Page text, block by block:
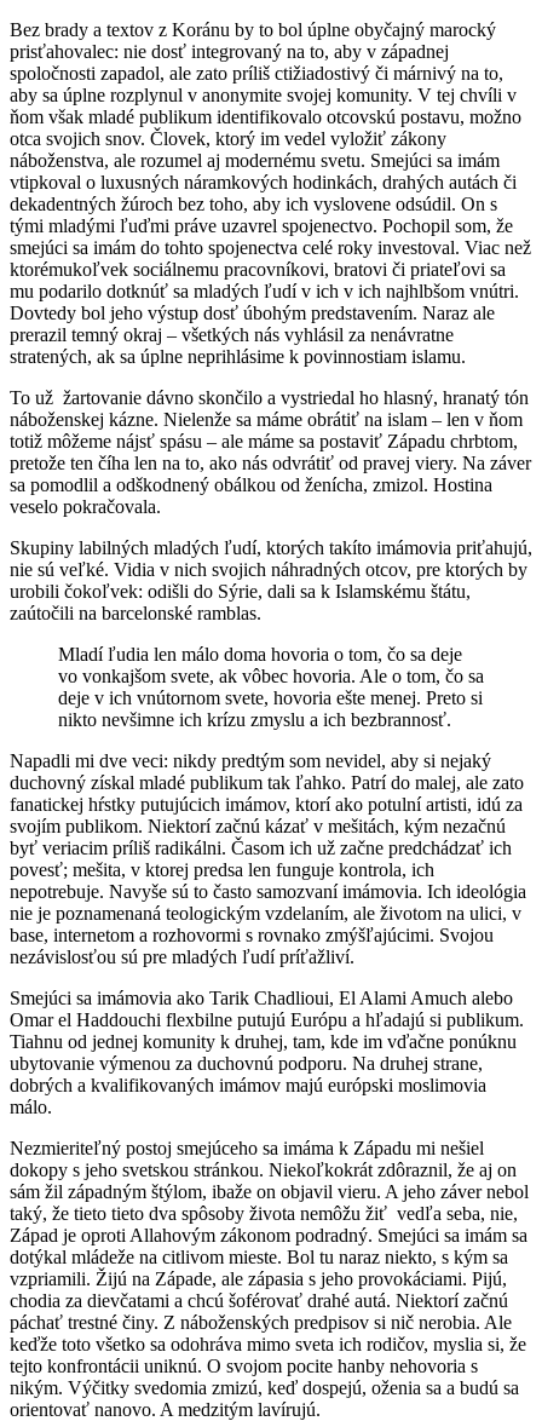
Bez brady a textov z Koránu by to bol úplne obyčajný marocký
prisťahovalec: nie dosť integrovaný na to, aby v západnej
spoločnosti zapadol, ale zato príliš ctižiadostivý či márnivý na to,
aby sa úplne rozplynul v anonymite svojej komunity. V tej chvíli v
ňom však mladé publikum identifikovalo otcovskú postavu, možno
otca svojich snov. Človek, ktorý im vedel vyložiť zákony
náboženstva, ale rozumel aj modernému svetu. Smejúci sa imám
vtipkoval o luxusných náramkových hodinkách, drahých autách či
dekadentných žúroch bez toho, aby ich vyslovene odsúdil. On s
tými mladými ľuďmi práve uzavrel spojenectvo. Pochopil som, že
smejúci sa imám do tohto spojenectva celé roky investoval. Viac než
ktorémukoľvek sociálnemu pracovníkovi, bratovi či priateľovi sa
mu podarilo dotknúť sa mladých ľudí v ich v ich najhlbšom vnútri.
Dovtedy bol jeho výstup dosť úbohým predstavením. Naraz ale
prerazil temný okraj – všetkých nás vyhlásil za nenávratne
stratených, ak sa úplne neprihlásime k povinnostiam islamu.
To už žartovanie dávno skončilo a vystriedal ho hlasný, hranatý tón
náboženskej kázne. Nielenže sa máme obrátiť na islam – len v ňom
totiž môžeme nájsť spásu – ale máme sa postaviť Západu chrbtom,
pretože ten číha len na to, ako nás odvrátiť od pravej viery. Na záver
sa pomodlil a odškodnený obálkou od ženícha, zmizol. Hostina
veselo pokračovala.
Skupiny labilných mladých ľudí, ktorých takíto imámovia priťahujú,
nie sú veľké. Vidia v nich svojich náhradných otcov, pre ktorých by
urobili čokoľvek: odišli do Sýrie, dali sa k Islamskému štátu,
zaútočili na barcelonské ramblas.
Mladí ľudia len málo doma hovoria o tom, čo sa deje
vo vonkajšom svete, ak vôbec hovoria. Ale o tom, čo sa
deje v ich vnútornom svete, hovoria ešte menej. Preto si
nikto nevšimne ich krízu zmyslu a ich bezbrannosť.
Napadli mi dve veci: nikdy predtým som nevidel, aby si nejaký
duchovný získal mladé publikum tak ľahko. Patrí do malej, ale zato
fanatickej hŕstky putujúcich imámov, ktorí ako potulní artisti, idú za
svojím publikom. Niektorí začnú kázať v mešitách, kým nezačnú
byť veriacim príliš radikálni. Časom ich už začne predchádzať ich
povesť; mešita, v ktorej predsa len funguje kontrola, ich
nepotrebuje. Navyše sú to často samozvaní imámovia. Ich ideológia
nie je poznamenaná teologickým vzdelaním, ale životom na ulici, v
base, internetom a rozhovormi s rovnako zmýšľajúcimi. Svojou
nezávislosťou sú pre mladých ľudí príťažliví.
Smejúci sa imámovia ako Tarik Chadlioui, El Alami Amuch alebo
Omar el Haddouchi flexbilne putujú Európu a hľadajú si publikum.
Tiahnu od jednej komunity k druhej, tam, kde im vďačne ponúknu
ubytovanie výmenou za duchovnú podporu. Na druhej strane,
dobrých a kvalifikovaných imámov majú európski moslimovia
málo.
Nezmieriteľný postoj smejúceho sa imáma k Západu mi nešiel
dokopy s jeho svetskou stránkou. Niekoľkokrát zdôraznil, že aj on
sám žil západným štýlom, ibaže on objavil vieru. A jeho záver nebol
taký, že tieto tieto dva spôsoby života nemôžu žiť vedľa seba, nie,
Západ je oproti Allahovým zákonom podradný. Smejúci sa imám sa
dotýkal mládeže na citlivom mieste. Bol tu naraz niekto, s kým sa
vzpriamili. Žijú na Západe, ale zápasia s jeho provokáciami. Pijú,
chodia za dievčatami a chcú šoférovať drahé autá. Niektorí začnú
páchať trestné činy. Z náboženských predpisov si nič nerobia. Ale
keďže toto všetko sa odohráva mimo sveta ich rodičov, myslia si, že
tejto konfrontácii uniknú. O svojom pocite hanby nehovoria s
nikým. Výčitky svedomia zmizú, keď dospejú, oženia sa a budú sa
orientovať nanovo. A medzitým lavírujú.